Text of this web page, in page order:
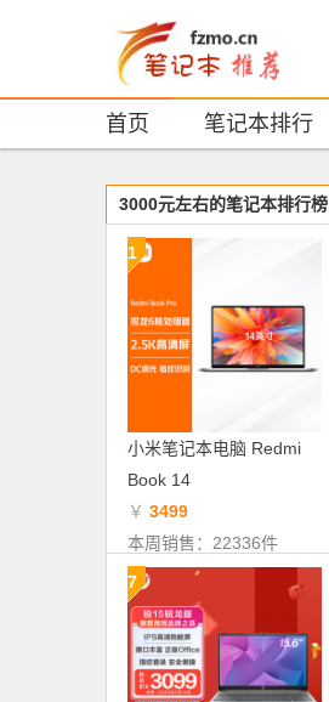
首页 笔记本排行
3000元左右的笔记本排行榜
1
小米笔记本电脑 Redmi
Book 14
￥ 3499
本周销售：22336件
7